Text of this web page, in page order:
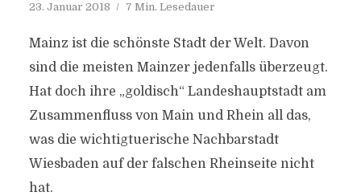
23. Januar 2018 7 Min. Lesedauer
Mainz ist die schönste Stadt der Welt. Davon
sind die meisten Mainzer jedenfalls überzeugt.
Hat doch ihre „goldisch“ Landeshauptstadt am
Zusammenfluss von Main und Rhein all das,
was die wichtigtuerische Nachbarstadt
Wiesbaden auf der falschen Rheinseite nicht
hat.